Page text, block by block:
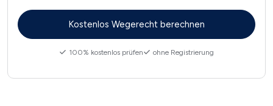
100% kostenlos prüfen ohne Registrierung